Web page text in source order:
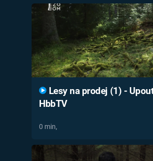
Lesy na prodej (1) -
HbbTV
0 min,